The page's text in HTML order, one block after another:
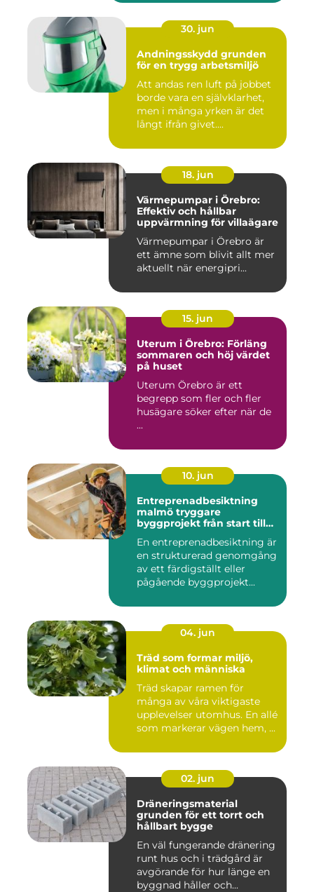
30. jun
Andningsskydd grunden
för en trygg arbetsmiljö
Att andas ren luft på jobbet
borde vara en självklarhet,
men i många yrken är det
långt ifrån givet....
18. jun
Värmepumpar i Örebro:
Effektiv och hållbar
uppvärmning för villaägare
Värmepumpar i Örebro är
ett ämne som blivit allt mer
aktuellt när energipri...
15. jun
Uterum i Örebro: Förläng
sommaren och höj värdet
på huset
Uterum Örebro är ett
begrepp som fler och fler
husägare söker efter när de
...
10. jun
Entreprenadbesiktning
malmö tryggare
byggprojekt från start till
En entreprenadbesiktning är
en strukturerad genomgång
av ett färdigställt eller
pågående byggprojekt...
04. jun
Träd som formar miljö,
klimat och människa
Träd skapar ramen för
många av våra viktigaste
upplevelser utomhus. En allé
som markerar vägen hem, ...
02. jun
Dräneringsmaterial
grunden för ett torrt och
hållbart bygge
En väl fungerande dränering
runt hus och i trädgård är
avgörande för hur länge en
byggnad håller och...